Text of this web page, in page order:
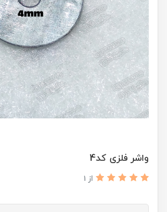
واشر فلزی کد4
از 1